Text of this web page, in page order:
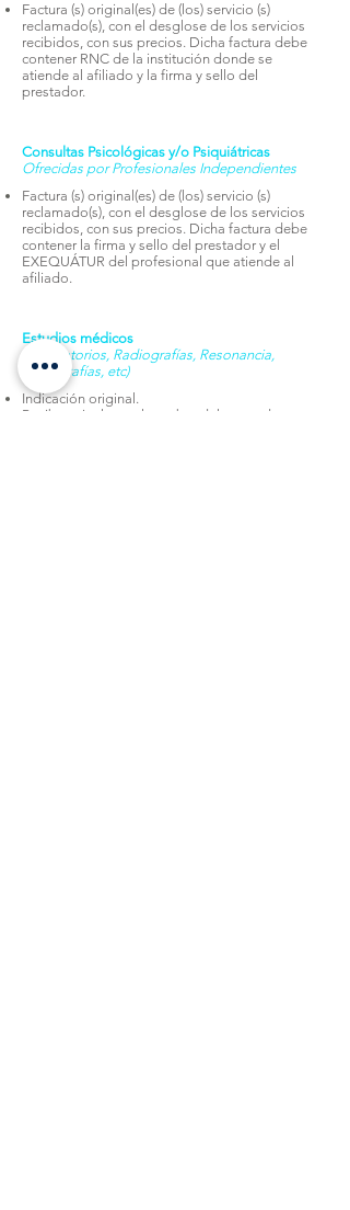
Factura (s) original(es) de (los) servicio (s)
reclamado(s), con el desglose de los servicios
recibidos, con sus precios. Dicha factura debe
contener RNC de la institución donde se
atiende al afiliado y la firma y sello del
prestador.
Consultas Psicológicas y/o Psiquiátricas
Ofrecidas por Profesionales Independientes
Factura (s) original(es) de (los) servicio (s)
reclamado(s), con el desglose de los servicios
recibidos, con sus precios. Dicha factura debe
contener la firma y sello del prestador y el
EXEQUÁTUR del profesional que atiende al
afiliado.
Estudios médicos
(Laboratorios, Radiografías, Resonancia,
Tomografías, etc)
Indicación original.
Recibo orinal con el nombre del prestador,